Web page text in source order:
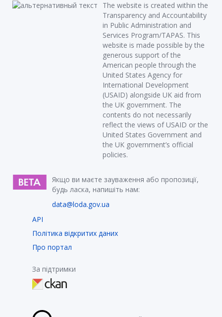
The website is created within the
Transparency and Accountability
in Public Administration and
Services Program/TAPAS. This
website is made possible by the
generous support of the
American people through the
United States Agency for
International Development
(USAID) alongside UK aid from
the UK government. The
contents do not necessarily
reflect the views of USAID or the
United States Government and
the UK government’s official
policies.
Якщо ви маєте зауваження або пропозиції,
будь ласка, напишіть нам:
data@loda.gov.ua
API
Політика відкритих даних
Про портал
За підтримки